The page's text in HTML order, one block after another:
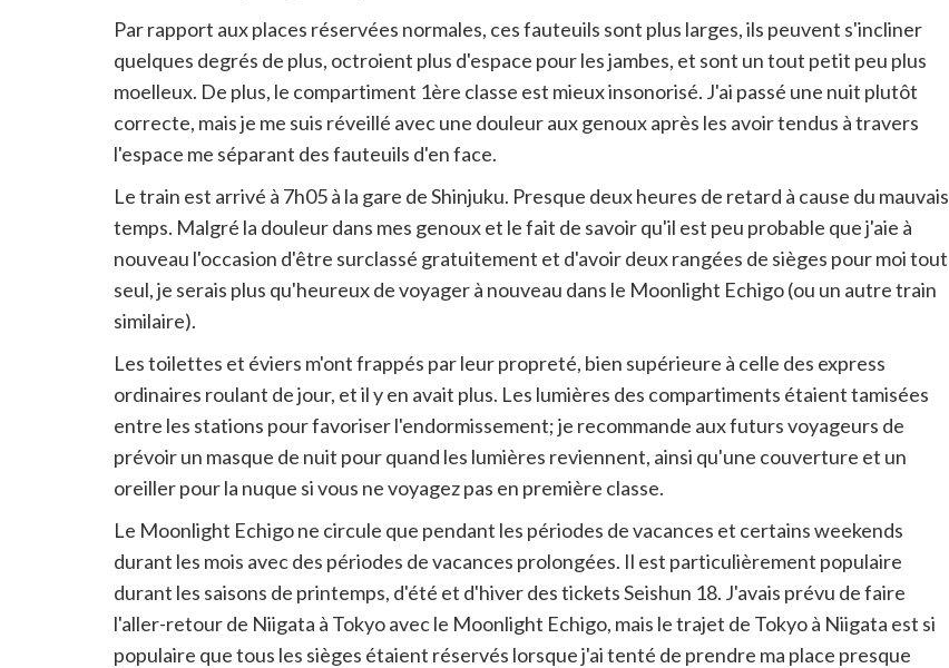
Par rapport aux places réservées normales, ces fauteuils sont plus larges, ils peuvent s'incliner
quelques degrés de plus, octroient plus d'espace pour les jambes, et sont un tout petit peu plus
moelleux. De plus, le compartiment 1ère classe est mieux insonorisé. J'ai passé une nuit plutôt
correcte, mais je me suis réveillé avec une douleur aux genoux après les avoir tendus à travers
l'espace me séparant des fauteuils d'en face.
Le train est arrivé à 7h05 à la gare de Shinjuku. Presque deux heures de retard à cause du mauvais
temps. Malgré la douleur dans mes genoux et le fait de savoir qu'il est peu probable que j'aie à
nouveau l'occasion d'être surclassé gratuitement et d'avoir deux rangées de sièges pour moi tout
seul, je serais plus qu'heureux de voyager à nouveau dans le Moonlight Echigo (ou un autre train
similaire).
Les toilettes et éviers m'ont frappés par leur propreté, bien supérieure à celle des express
ordinaires roulant de jour, et il y en avait plus. Les lumières des compartiments étaient tamisées
entre les stations pour favoriser l'endormissement; je recommande aux futurs voyageurs de
prévoir un masque de nuit pour quand les lumières reviennent, ainsi qu'une couverture et un
oreiller pour la nuque si vous ne voyagez pas en première classe.
Le Moonlight Echigo ne circule que pendant les périodes de vacances et certains weekends
durant les mois avec des périodes de vacances prolongées. Il est particulièrement populaire
durant les saisons de printemps, d'été et d'hiver des tickets Seishun 18. J'avais prévu de faire
l'aller-retour de Niigata à Tokyo avec le Moonlight Echigo, mais le trajet de Tokyo à Niigata est si
populaire que tous les sièges étaient réservés lorsque j'ai tenté de prendre ma place presque